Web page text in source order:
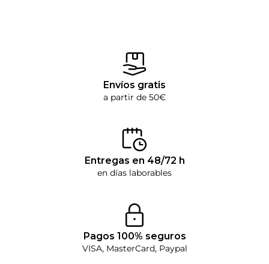
Envíos gratis
a partir de 50€
Entregas en 48/72 h
en días laborables
Pagos 100% seguros
VISA, MasterCard, Paypal